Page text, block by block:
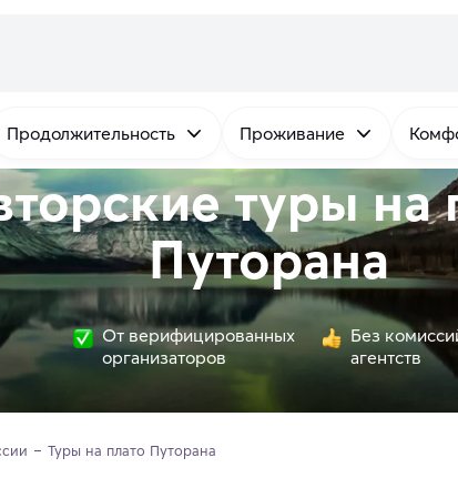
Продолжительность Проживание
туры на
Путорана
От верифицированных
организаторов
Без
агентств
Туры на плато Путорана